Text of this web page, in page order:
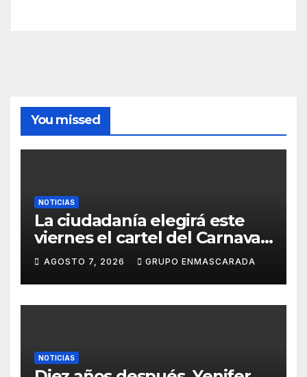
You missed
NOTICIAS
La ciudadanía elegirá este
viernes el cartel del Carnaval
de Las Palmas de Gran
Canaria 2027 en una gala
retransmitida por Televisión
Canaria
AGOSTO 7, 2026 GRUPO ENMASCARADA
NOTICIAS